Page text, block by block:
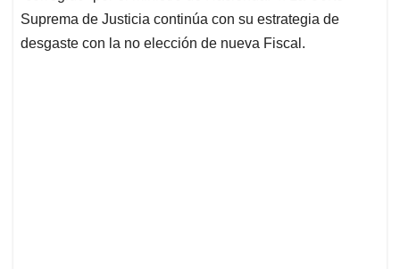
Suprema de Justicia continúa con su estrategia de
desgaste con la no elección de nueva Fiscal.